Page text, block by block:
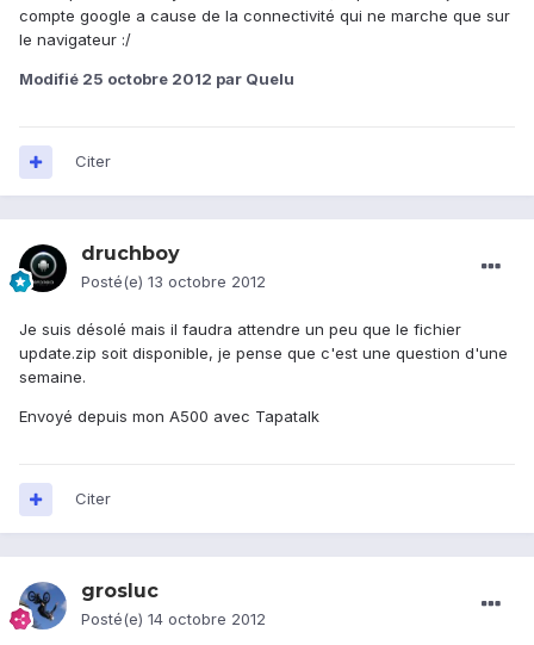
compte google a cause de la connectivité qui ne marche que sur
le navigateur :/
Modifié 25 octobre 2012 par Quelu
Citer
druchboy
Posté(e) 13 octobre 2012
Je suis désolé mais il faudra attendre un peu que le fichier
update.zip soit disponible, je pense que c'est une question d'une
semaine.
Envoyé depuis mon A500 avec Tapatalk
Citer
grosluc
Posté(e) 14 octobre 2012